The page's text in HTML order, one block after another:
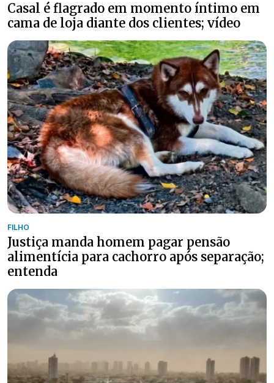
Casal é flagrado em momento íntimo em
cama de loja diante dos clientes; vídeo
FILHO
Justiça manda homem pagar pensão
alimentícia para cachorro após separação;
entenda